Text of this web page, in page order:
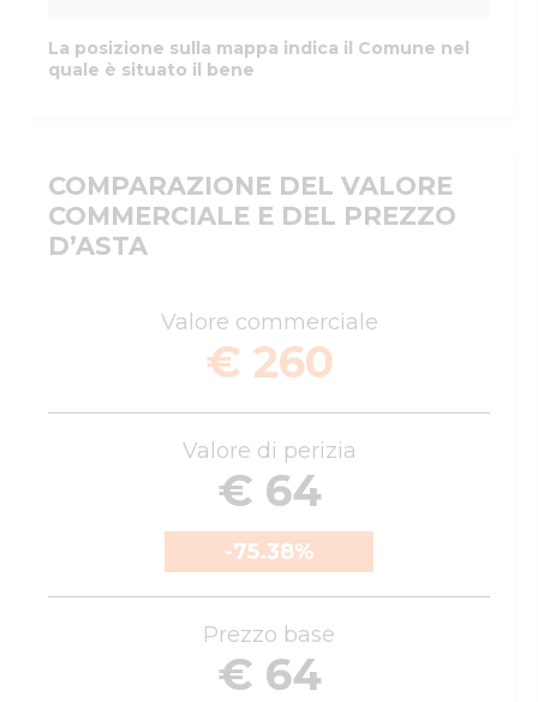
La posizione sulla mappa indica il Comune nel
quale è situato il bene
COMPARAZIONE DEL VALORE
COMMERCIALE E DEL PREZZO
D’ASTA
Valore commerciale
€ 260
Valore di perizia
€ 64
-75.38%
Prezzo base
€ 64